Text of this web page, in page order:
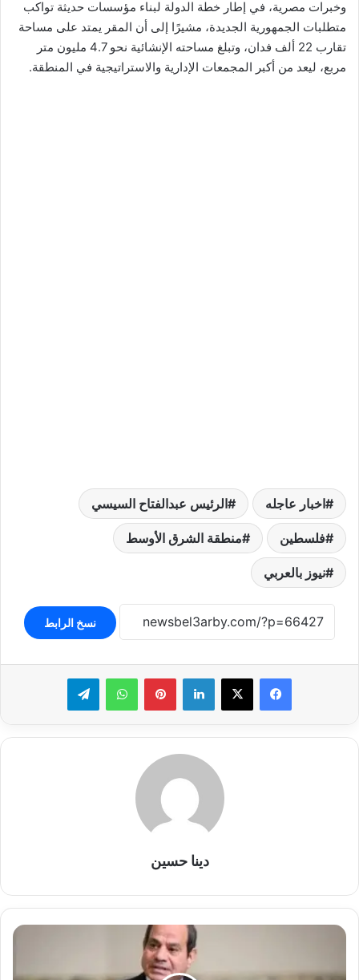
وخبرات مصرية، في إطار خطة الدولة لبناء مؤسسات حديثة تواكب
متطلبات الجمهورية الجديدة، مشيرًا إلى أن المقر يمتد على مساحة
تقارب 22 ألف فدان، وتبلغ مساحته الإنشائية نحو 4.7 مليون متر
مربع، ليعد من أكبر المجمعات الإدارية والاستراتيجية في المنطقة.
اخبار عاجله الرئيس عبدالفتاح السيسي
فلسطين منطقة الشرق الأوسط
نيوز بالعربي
نسخ الرابط
لينكدإن بينتيريستواتساب تيلقرام
دينا حسين
توجيهات